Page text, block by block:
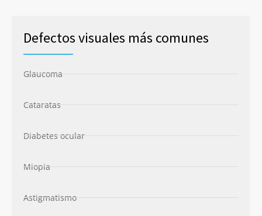
Defectos visuales más comunes
Glaucoma
Cataratas
Diabetes ocular
Miopia
Astigmatismo